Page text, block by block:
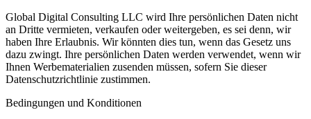
Global Digital Consulting LLC wird Ihre persönlichen Daten nicht
an Dritte vermieten, verkaufen oder weitergeben, es sei denn, wir
haben Ihre Erlaubnis. Wir könnten dies tun, wenn das Gesetz uns
dazu zwingt. Ihre persönlichen Daten werden verwendet, wenn wir
Ihnen Werbematerialien zusenden müssen, sofern Sie dieser
Datenschutzrichtlinie zustimmen.
Bedingungen und Konditionen